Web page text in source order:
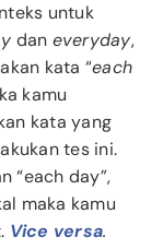
untuk
dan everyday,
kata “each
kamu
kata yang
tes ini.
“each day”,
maka kamu
Vice versa.